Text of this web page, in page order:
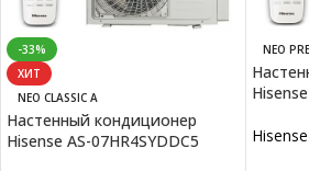
-33%
ХИТ
NEO CLASSIC A
Настенный кондиционер
Hisense AS-07HR4SYDDC5
NEO
Hisense